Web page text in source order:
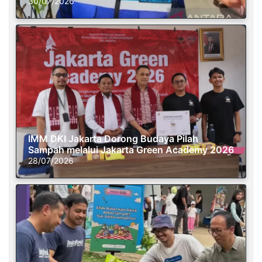
IMM DKI Jakarta Dorong Budaya Pilah
Sampah melalui Jakarta Green Academy 2026
28/07/2026